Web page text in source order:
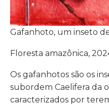
Gafanhoto, um inseto
Floresta amazônica,
Os gafanhotos são os
subordem Caelifera da
caracterizados por